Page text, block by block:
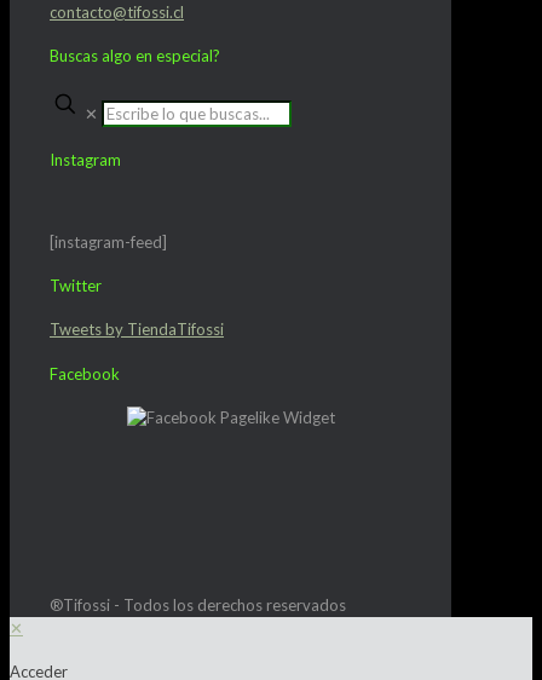
contacto@tifossi.cl
Buscas algo en especial?
✕
Instagram
[instagram-feed]
Twitter
Tweets by TiendaTifossi
Facebook
®Tifossi - Todos los derechos reservados
✕
Acceder